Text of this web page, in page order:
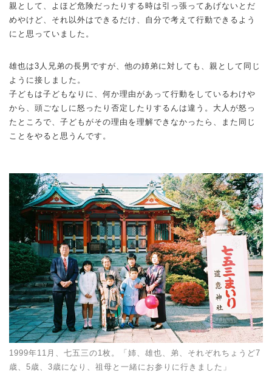
親として、よほど危険だったりする時は引っ張ってあげないとだ
めやけど、それ以外はできるだけ、自分で考えて行動できるよう
にと思っていました。
雄也は3人兄弟の長男ですが、他の姉弟に対しても、親として同じ
ように接しました。
子どもは子どもなりに、何か理由があって行動をしているわけや
から、頭ごなしに怒ったり否定したりするんは違う。大人が怒っ
たところで、子どもがその理由を理解できなかったら、また同じ
ことをやると思うんです。
1999年11月、七五三の1枚。「姉、雄也、弟、それぞれちょうど7
歳、5歳、3歳になり、祖母と一緒にお参りに行きました」